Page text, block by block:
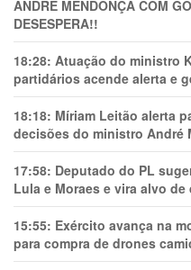
ANDRÉ MENDONÇA COM
DESESPERA!!
18:28: Atuação do ministro
partidários acende alerta e
18:18: Míriam Leitão alerta
decisões do ministro André
17:58: Deputado do PL
Lula e Moraes e vira alvo
15:55: Exército avança na
para compra de drones